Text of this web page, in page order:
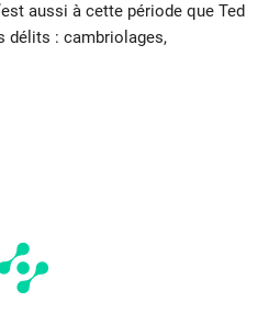
aussi à cette période que Ted
délits : cambriolages,